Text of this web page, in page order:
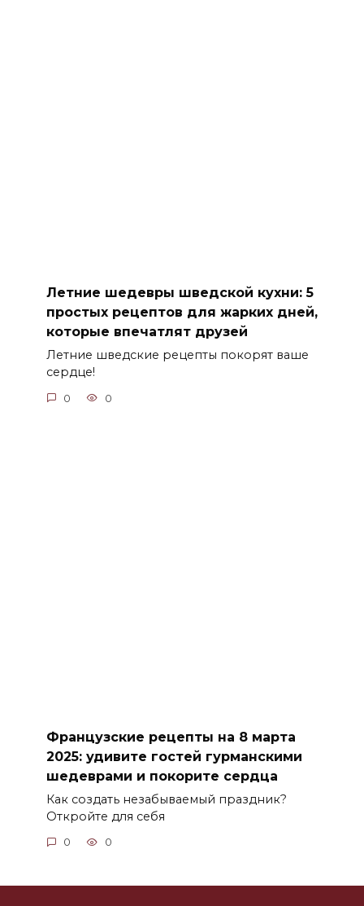
Летние шедевры шведской кухни: 5
простых рецептов для жарких дней,
которые впечатлят друзей
Летние шведские рецепты покорят ваше
сердце!
0 0
Французские рецепты на 8 марта
2025: удивите гостей гурманскими
шедеврами и покорите сердца
Как создать незабываемый праздник?
Откройте для себя
0 0